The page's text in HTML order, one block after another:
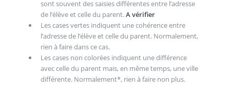
sont souvent des saisies différentes entre l’adresse
de l’élève et celle du parent.A vérifier
Les cases vertes indiquent une cohérence entre
l’adresse de l’élève et celle du parent. Normalement,
rien à faire dans ce cas.
Les cases non colorées indiquent une différence
avec celle du parent mais, en même temps, une ville
différente. Normalement*, rien à faire non plus.